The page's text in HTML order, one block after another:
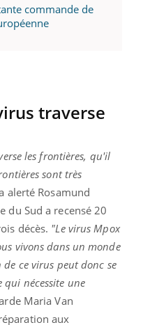
commande de
traverse
les frontières, qu'il
sont très
alerté Rosamund
du Sud a recensé 20
décès. "Le virus Mpox
vivons dans un monde
ce virus peut donc se
qui nécessite une
Maria Van
aux